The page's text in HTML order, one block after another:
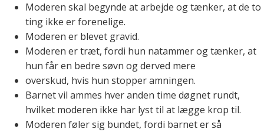
Moderen skal begynde at arbejde og tænker, at de to
ting ikke er forenelige.
Moderen er blevet gravid.
Moderen er træt, fordi hun natammer og tænker, at
hun får en bedre søvn og derved mere
overskud, hvis hun stopper amningen.
Barnet vil ammes hver anden time døgnet rundt,
hvilket moderen ikke har lyst til at lægge krop til.
Moderen føler sig bundet, fordi barnet er så